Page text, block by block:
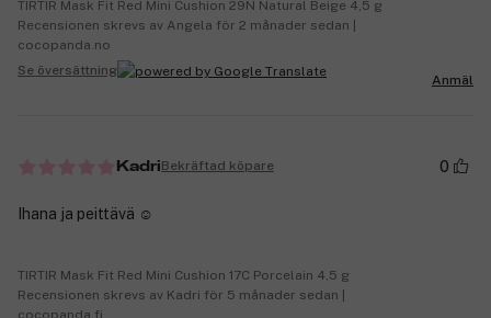
TIRTIR Mask Fit Red Mini Cushion 29N Natural Beige 4,5 g
Recensionen skrevs av Angela för 2 månader sedan |
cocopanda.no
Se översättning
Anmäl
KadriBekräftad köpare 0
Ihana ja peittävä ☺️
TIRTIR Mask Fit Red Mini Cushion 17C Porcelain 4,5 g
Recensionen skrevs av Kadri för 5 månader sedan |
cocopanda.fi